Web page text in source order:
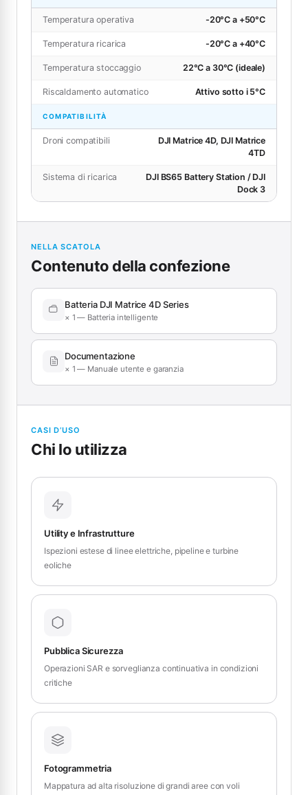
Temperatura operativa -20°C a +50°C
Temperatura ricarica -20°C a +40°C
Temperatura stoccaggio 22°C a 30°C (ideale)
Riscaldamento automatico Attivo sotto i 5°C
COMPATIBILITÀ
Droni compatibili
DJI Matrice 4D, DJI Matrice
4TD
Sistema di ricarica
DJI BS65 Battery Station / DJI
Dock 3
NELLA SCATOLA
Contenuto della confezione
Batteria DJI Matrice 4D Series
× 1 — Batteria intelligente
Documentazione
× 1 — Manuale utente e garanzia
CASI D’USO
Chi lo utilizza
Utility e Infrastrutture
Ispezioni estese di linee elettriche, pipeline e turbine
eoliche
Pubblica Sicurezza
Operazioni SAR e sorveglianza continuativa in condizioni
critiche
Fotogrammetria
Mappatura ad alta risoluzione di grandi aree con voli